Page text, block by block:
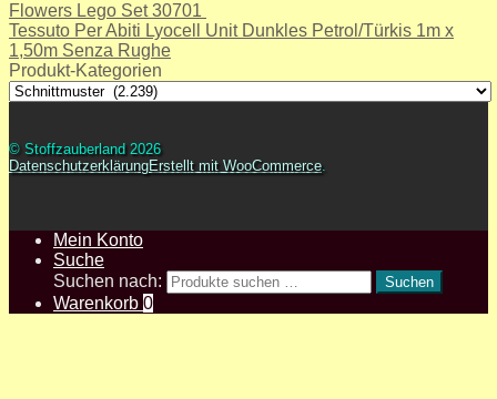
Flowers Lego Set 30701
Tessuto Per Abiti Lyocell Unit Dunkles Petrol/Türkis 1m x
1,50m Senza Rughe
Produkt-Kategorien
© Stoffzauberland 2026
DatenschutzerklärungErstellt mit WooCommerce.
Mein Konto
Suche
Suchen nach:
Suchen
Warenkorb 0